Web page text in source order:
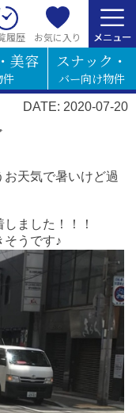
履歴 お気に入り
美容
件
スナック・
バー向け物件
DATE: 2020-07-20
天気で暑いけど過
ました！！！
そうです♪